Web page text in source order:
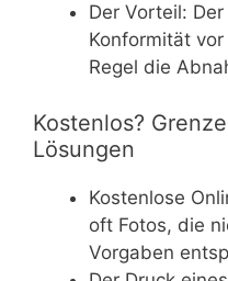
Der Vorteil:
Konformität
Regel die
Kostenlos?
Lösungen
Kostenlose
oft Fotos, die
Vorgaben